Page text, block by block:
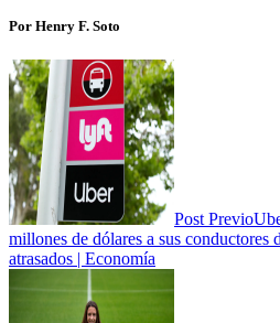
Por Henry F. Soto
Post Previo
millones de dólares a sus conductores
atrasados | Economía